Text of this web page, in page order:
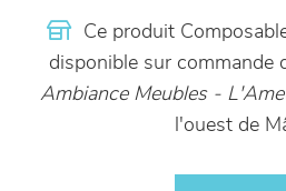
Ce produit
disponible sur commande
Ambiance Meubles -
l'ouest de